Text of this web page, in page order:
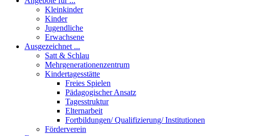
Kleinkinder
Kinder
Jugendliche
Erwachsene
Ausgezeichnet ...
Satt & Schlau
Mehrgenerationenzentrum
Kindertagesstätte
Freies Spielen
Pädagogischer Ansatz
Tagesstruktur
Elternarbeit
Fortbildungen/ Qualifizierung/ Institutionen
Förderverein